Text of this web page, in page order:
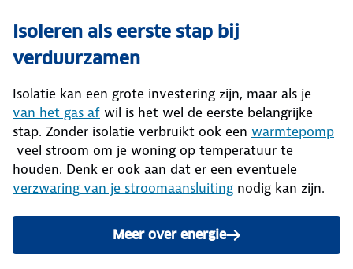
Isoleren als eerste stap bij
verduurzamen
Isolatie kan een grote investering zijn, maar als je
van het gas af wil is het wel de eerste belangrijke
stap. Zonder isolatie verbruikt ook een warmtepomp
veel stroom om je woning op temperatuur te
houden. Denk er ook aan dat er een eventuele
verzwaring van je stroomaansluiting nodig kan zijn.
Meer over energie